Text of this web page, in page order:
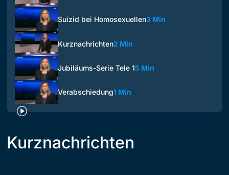
Suizid bei Homosexuellen3 Min
Kurznachrichten2 Min
Jubiläums-Serie Tele 15 Min
Verabschiedung1 Min
Kurznachrichten